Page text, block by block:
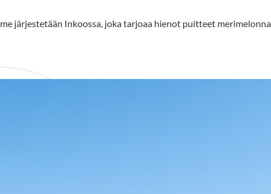
järjestetään Inkoossa, joka tarjoaa hienot puitteet